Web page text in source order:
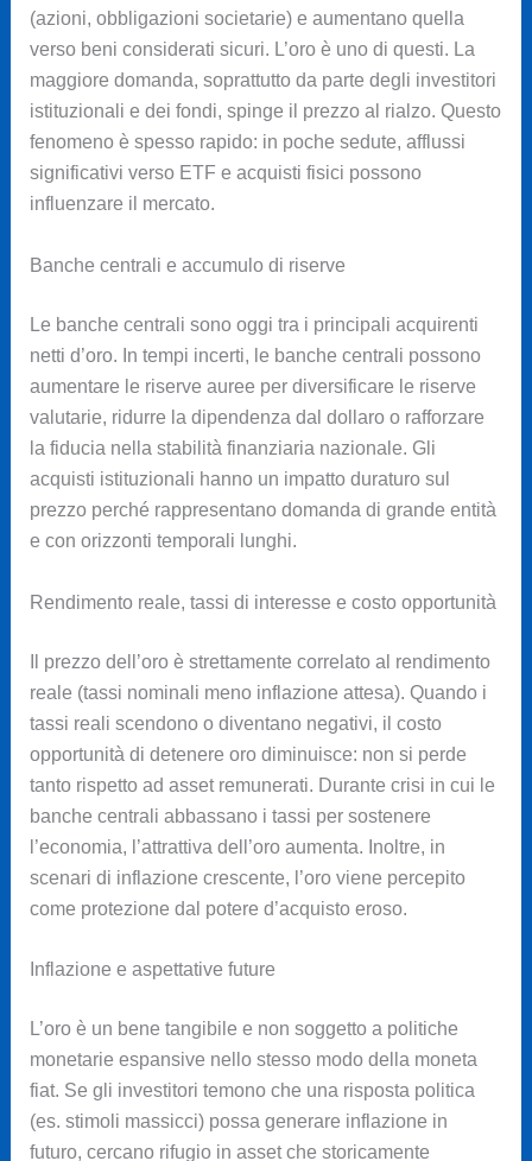
(azioni, obbligazioni societarie) e aumentano quella
verso beni considerati sicuri. L’oro è uno di questi. La
maggiore domanda, soprattutto da parte degli investitori
istituzionali e dei fondi, spinge il prezzo al rialzo. Questo
fenomeno è spesso rapido: in poche sedute, afflussi
significativi verso ETF e acquisti fisici possono
influenzare il mercato.
Banche centrali e accumulo di riserve
Le banche centrali sono oggi tra i principali acquirenti
netti d’oro. In tempi incerti, le banche centrali possono
aumentare le riserve auree per diversificare le riserve
valutarie, ridurre la dipendenza dal dollaro o rafforzare
la fiducia nella stabilità finanziaria nazionale. Gli
acquisti istituzionali hanno un impatto duraturo sul
prezzo perché rappresentano domanda di grande entità
e con orizzonti temporali lunghi.
Rendimento reale, tassi di interesse e costo opportunità
Il prezzo dell’oro è strettamente correlato al rendimento
reale (tassi nominali meno inflazione attesa). Quando i
tassi reali scendono o diventano negativi, il costo
opportunità di detenere oro diminuisce: non si perde
tanto rispetto ad asset remunerati. Durante crisi in cui le
banche centrali abbassano i tassi per sostenere
l’economia, l’attrattiva dell’oro aumenta. Inoltre, in
scenari di inflazione crescente, l’oro viene percepito
come protezione dal potere d’acquisto eroso.
Inflazione e aspettative future
L’oro è un bene tangibile e non soggetto a politiche
monetarie espansive nello stesso modo della moneta
fiat. Se gli investitori temono che una risposta politica
(es. stimoli massicci) possa generare inflazione in
futuro, cercano rifugio in asset che storicamente